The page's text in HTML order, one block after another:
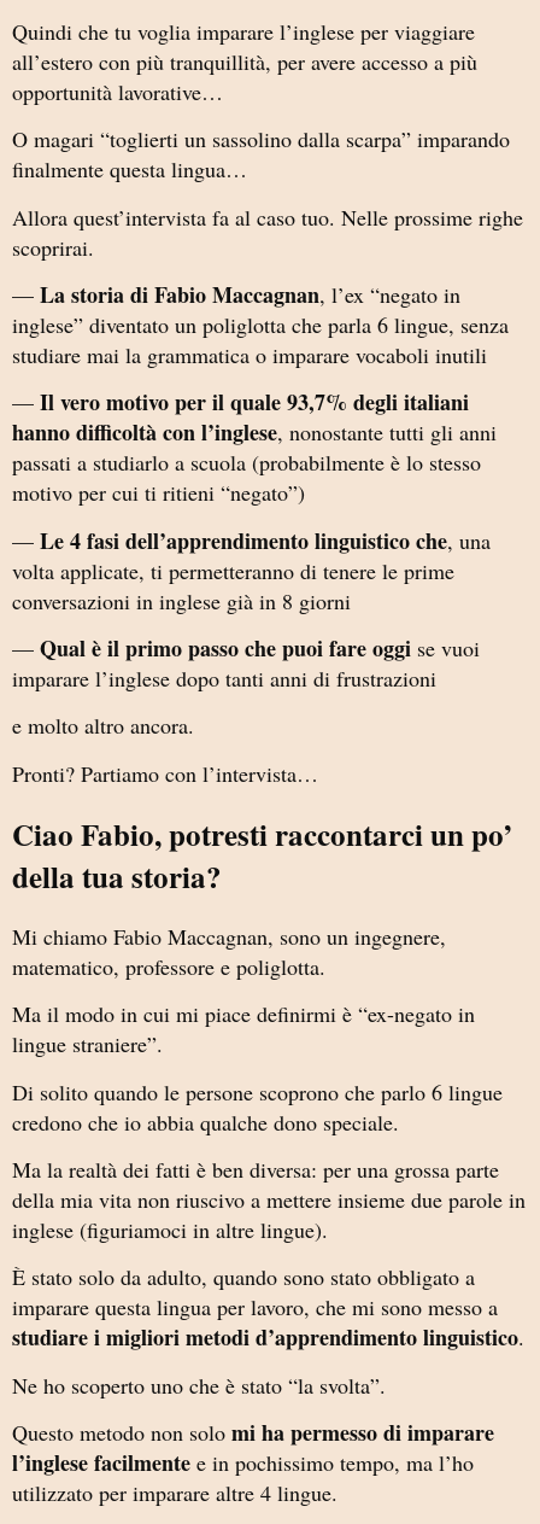
Quindi che tu voglia imparare l’inglese per viaggiare
all’estero con più tranquillità, per avere accesso a più
opportunità lavorative…
O magari “toglierti un sassolino dalla scarpa” imparando
finalmente questa lingua…
Allora quest’intervista fa al caso tuo. Nelle prossime righe
scoprirai.
— La storia di Fabio Maccagnan, l’ex “negato in
inglese” diventato un poliglotta che parla 6 lingue, senza
studiare mai la grammatica o imparare vocaboli inutili
— Il vero motivo per il quale 93,7% degli italiani
hanno difficoltà con l’inglese, nonostante tutti gli anni
passati a studiarlo a scuola (probabilmente è lo stesso
motivo per cui ti ritieni “negato”)
— Le 4 fasi dell’apprendimento linguistico che, una
volta applicate, ti permetteranno di tenere le prime
conversazioni in inglese già in 8 giorni
— Qual è il primo passo che puoi fare oggi se vuoi
imparare l’inglese dopo tanti anni di frustrazioni
e molto altro ancora.
Pronti? Partiamo con l’intervista…
Ciao Fabio, potresti raccontarci un po’
della tua storia?
Mi chiamo Fabio Maccagnan, sono un ingegnere,
matematico, professore e poliglotta.
Ma il modo in cui mi piace definirmi è “ex-negato in
lingue straniere”.
Di solito quando le persone scoprono che parlo 6 lingue
credono che io abbia qualche dono speciale.
Ma la realtà dei fatti è ben diversa: per una grossa parte
della mia vita non riuscivo a mettere insieme due parole in
inglese (figuriamoci in altre lingue).
È stato solo da adulto, quando sono stato obbligato a
imparare questa lingua per lavoro, che mi sono messo a
studiare i migliori metodi d’apprendimento linguistico.
Ne ho scoperto uno che è stato “la svolta”.
Questo metodo non solo mi ha permesso di imparare
l’inglese facilmente e in pochissimo tempo, ma l’ho
utilizzato per imparare altre 4 lingue.